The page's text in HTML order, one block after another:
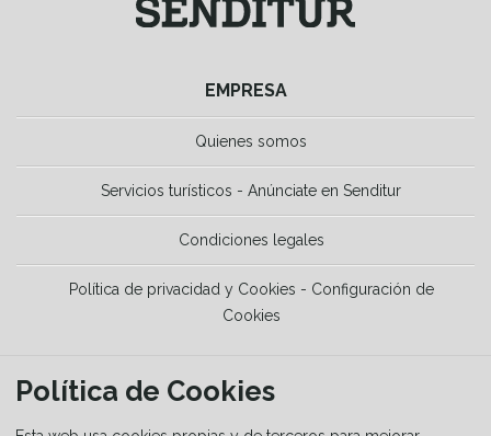
EMPRESA
Quienes somos
Servicios turísticos - Anúnciate en Senditur
Condiciones legales
Política de privacidad y Cookies - Configuración de
Cookies
HERRAMIENTAS
La Guía del senderista
Política de Cookies